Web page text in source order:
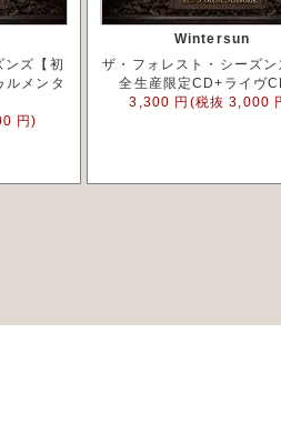
ンズ【初
ルメンタ
円)
Wintersun
ザ・フォレスト・シーズン
全生産限定CD+ライヴ
3,300 円(税抜 3,000